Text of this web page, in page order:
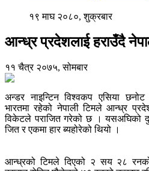
१९ माघ २०८०, शुक्रबार
आन्ध्र प्रदेशलाई हराउँदै
११ चैत्र २०७५, सोमबार
अन्डर नाइन्टिन विश्वकप एसिया छनोट
भारतमा रहेको नेपाली टिमले आन्ध्र
विकेटले पराजित गरेको छ । यसअघिको
जित र एकमा हार ब्यहोरेको थियो ।
आन्ध्रको टिमले दिएको २ सय २८